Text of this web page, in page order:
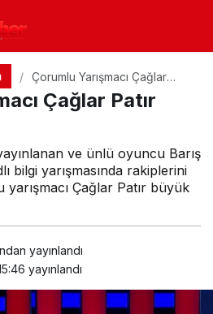
Çorumlu Yarışmacı Çağlar
Patır Rekor Kırdı
Çağlar Patır
ve ünlü oyuncu Barış
bilgi yarışmasında rakiplerini
Çağlar Patır büyük
yayınlandı
yayınlandı